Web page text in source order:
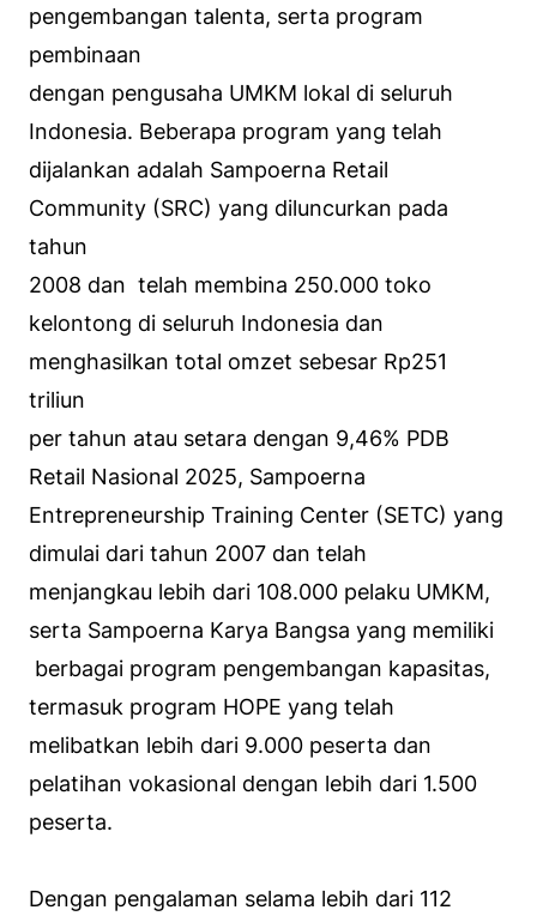
pengembangan talenta, serta program
pembinaan
dengan pengusaha UMKM lokal di seluruh
Indonesia. Beberapa program yang telah
dijalankan adalah Sampoerna Retail
Community (SRC) yang diluncurkan pada
tahun
2008 dan telah membina 250.000 toko
kelontong di seluruh Indonesia dan
menghasilkan total omzet sebesar Rp251
triliun
per tahun atau setara dengan 9,46% PDB
Retail Nasional 2025, Sampoerna
Entrepreneurship Training Center (SETC) yang
dimulai dari tahun 2007 dan telah
menjangkau lebih dari 108.000 pelaku UMKM,
serta Sampoerna Karya Bangsa yang memiliki
berbagai program pengembangan kapasitas,
termasuk program HOPE yang telah
melibatkan lebih dari 9.000 peserta dan
pelatihan vokasional dengan lebih dari 1.500
peserta.
Dengan pengalaman selama lebih dari 112